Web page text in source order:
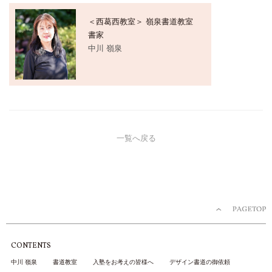
＜西葛西教室＞ 嶺泉書道教室
書家
中川 嶺泉
一覧へ戻る
CONTENTS
中川 嶺泉 書道教室 入塾をお考えの皆様へ デザイン書道の御依頼